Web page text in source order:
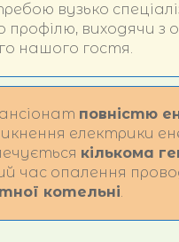
вузько
профілю, виходячи
нашого гостя.
повністю
електрики
кількома
час опалення
котельні.